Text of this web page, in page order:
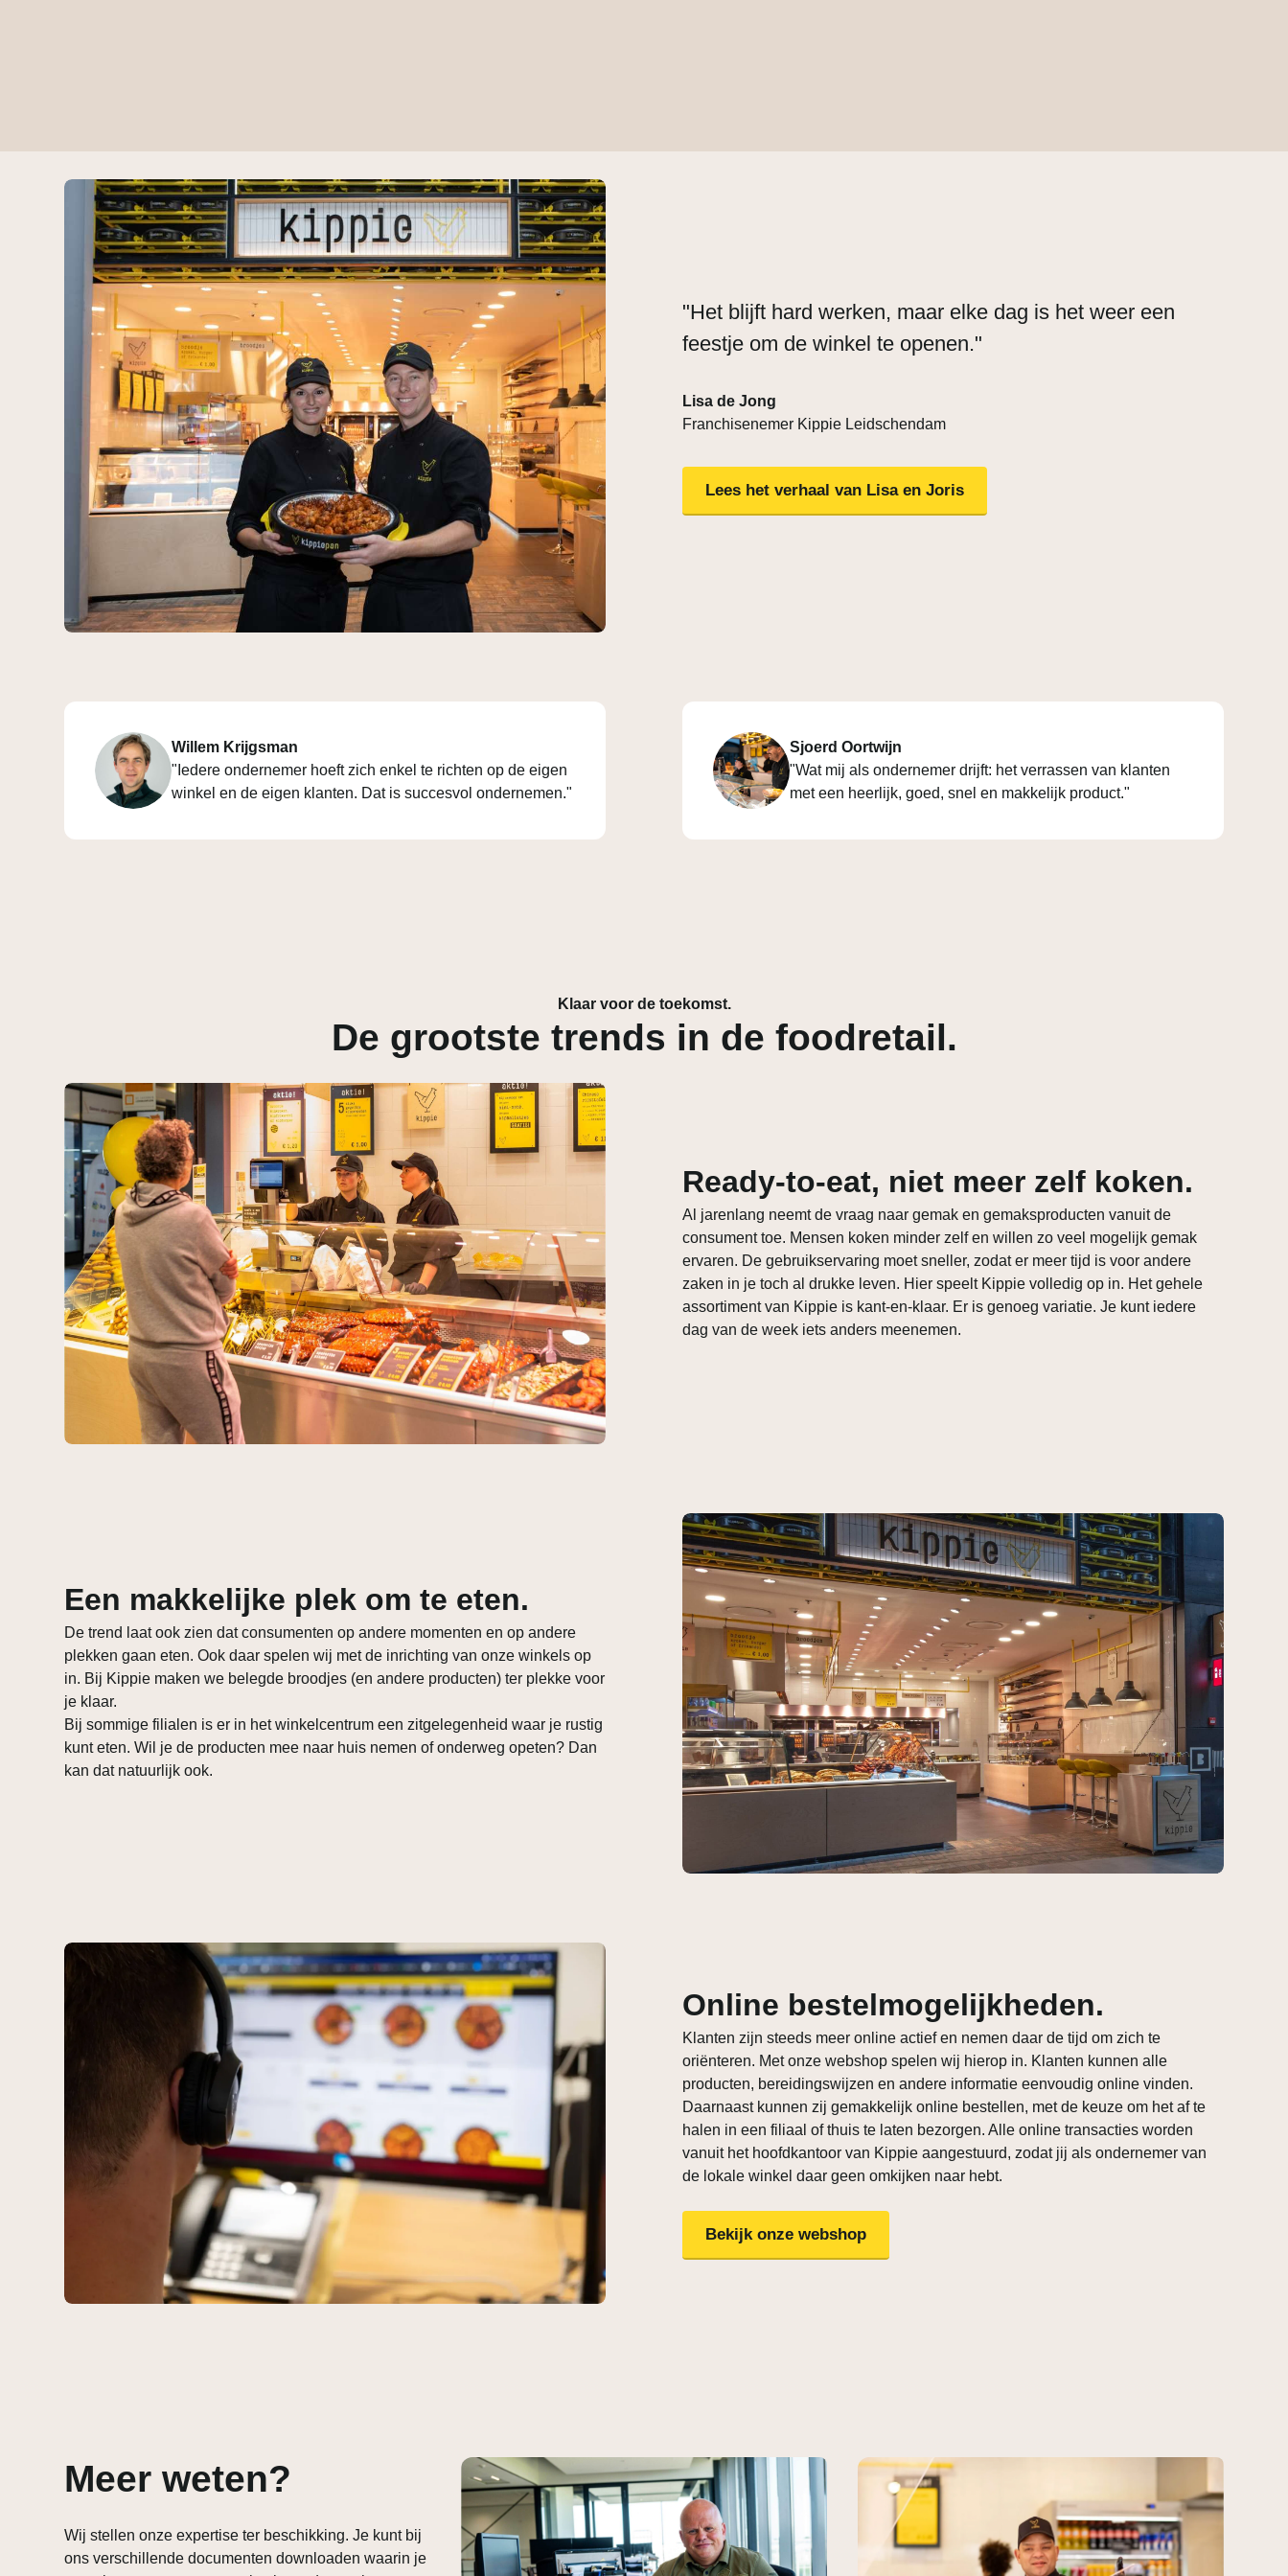
"Het blijft hard werken, maar elke dag is het weer een
feestje om de winkel te openen."
Lisa de Jong
Franchisenemer Kippie Leidschendam
Lees het verhaal van Lisa en Joris
Willem Krijgsman
"Iedere ondernemer hoeft zich enkel te richten op de eigen
winkel en de eigen klanten. Dat is succesvol ondernemen."
Sjoerd Oortwijn
"Wat mij als ondernemer drijft: het verrassen van klanten
met een heerlijk, goed, snel en makkelijk product."
Klaar voor de toekomst.
De grootste trends in de foodretail.
Ready-to-eat, niet meer zelf koken.
Al jarenlang neemt de vraag naar gemak en gemaksproducten vanuit de
consument toe. Mensen koken minder zelf en willen zo veel mogelijk gemak
ervaren. De gebruikservaring moet sneller, zodat er meer tijd is voor andere
zaken in je toch al drukke leven. Hier speelt Kippie volledig op in. Het gehele
assortiment van Kippie is kant-en-klaar. Er is genoeg variatie. Je kunt iedere
dag van de week iets anders meenemen.
Een makkelijke plek om te eten.
De trend laat ook zien dat consumenten op andere momenten en op andere
plekken gaan eten. Ook daar spelen wij met de inrichting van onze winkels op
in. Bij Kippie maken we belegde broodjes (en andere producten) ter plekke voor
je klaar.
Bij sommige filialen is er in het winkelcentrum een zitgelegenheid waar je rustig
kunt eten. Wil je de producten mee naar huis nemen of onderweg opeten? Dan
kan dat natuurlijk ook.
Online bestelmogelijkheden.
Klanten zijn steeds meer online actief en nemen daar de tijd om zich te
oriënteren. Met onze webshop spelen wij hierop in. Klanten kunnen alle
producten, bereidingswijzen en andere informatie eenvoudig online vinden.
Daarnaast kunnen zij gemakkelijk online bestellen, met de keuze om het af te
halen in een filiaal of thuis te laten bezorgen. Alle online transacties worden
vanuit het hoofdkantoor van Kippie aangestuurd, zodat jij als ondernemer van
de lokale winkel daar geen omkijken naar hebt.
Bekijk onze webshop
Meer weten?
Wij stellen onze expertise ter beschikking. Je kunt bij
ons verschillende documenten downloaden waarin je